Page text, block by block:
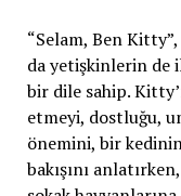
“Selam, Ben
da yetişkinlerin de
bir dile sahip.
etmeyi, dostluğu,
önemini, bir
bakışını